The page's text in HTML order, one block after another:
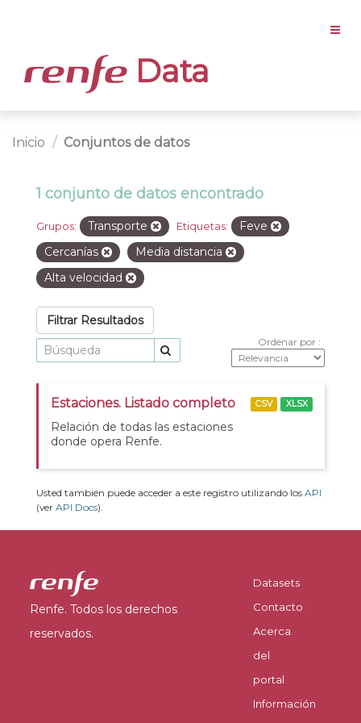
Data
Inicio Conjuntos de datos
1 conjunto de datos encontrado
Grupos: Transporte Etiquetas:
Feve
Cercanías
Media distancia
Alta velocidad
Filtrar Resultados
Ordenar por
Estaciones. Listado completo
Relación de todas las estaciones
donde opera Renfe.
CSV XLSX
Usted también puede acceder a este registro utilizando los API
(ver API Docs).
Renfe. Todos los derechos
reservados.
Datasets
Contacto
Acerca
del
portal
Información